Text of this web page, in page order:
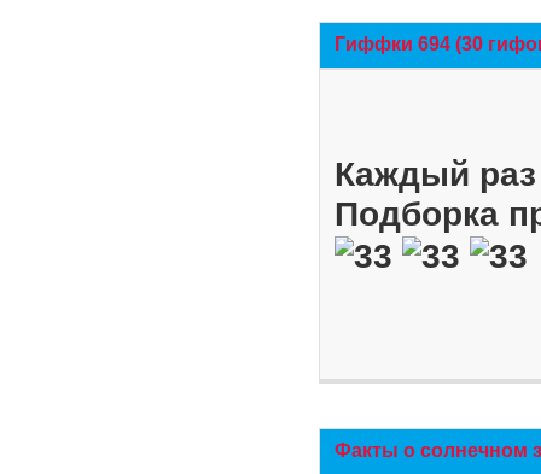
Гиффки 694 (30
Каждый
Подборка
Факты о солнечном